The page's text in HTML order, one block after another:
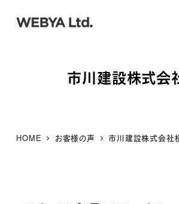
市川建設株式会
HOME お客様の声 市川建設株式会社